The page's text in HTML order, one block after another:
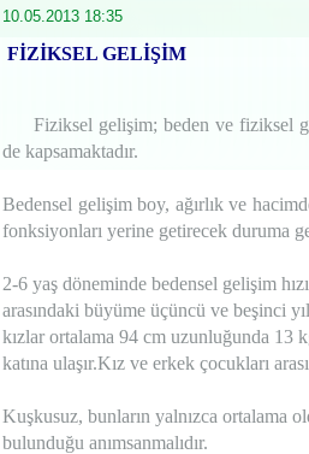
10.05.2013 18:35
FİZİKSEL GELİŞİM
Fiziksel gelişim; beden ve fiziksel
de kapsamaktadır.
Bedensel gelişim boy, ağırlık ve
fonksiyonları yerine getirecek duruma
2-6 yaş döneminde bedensel gelişim
arasındaki büyüme üçüncü ve beşinci
kızlar ortalama 94 cm uzunluğunda 13
katına ulaşır.Kız ve erkek çocukları
Kuşkusuz, bunların yalnızca ortalama
bulunduğu anımsanmalıdır.